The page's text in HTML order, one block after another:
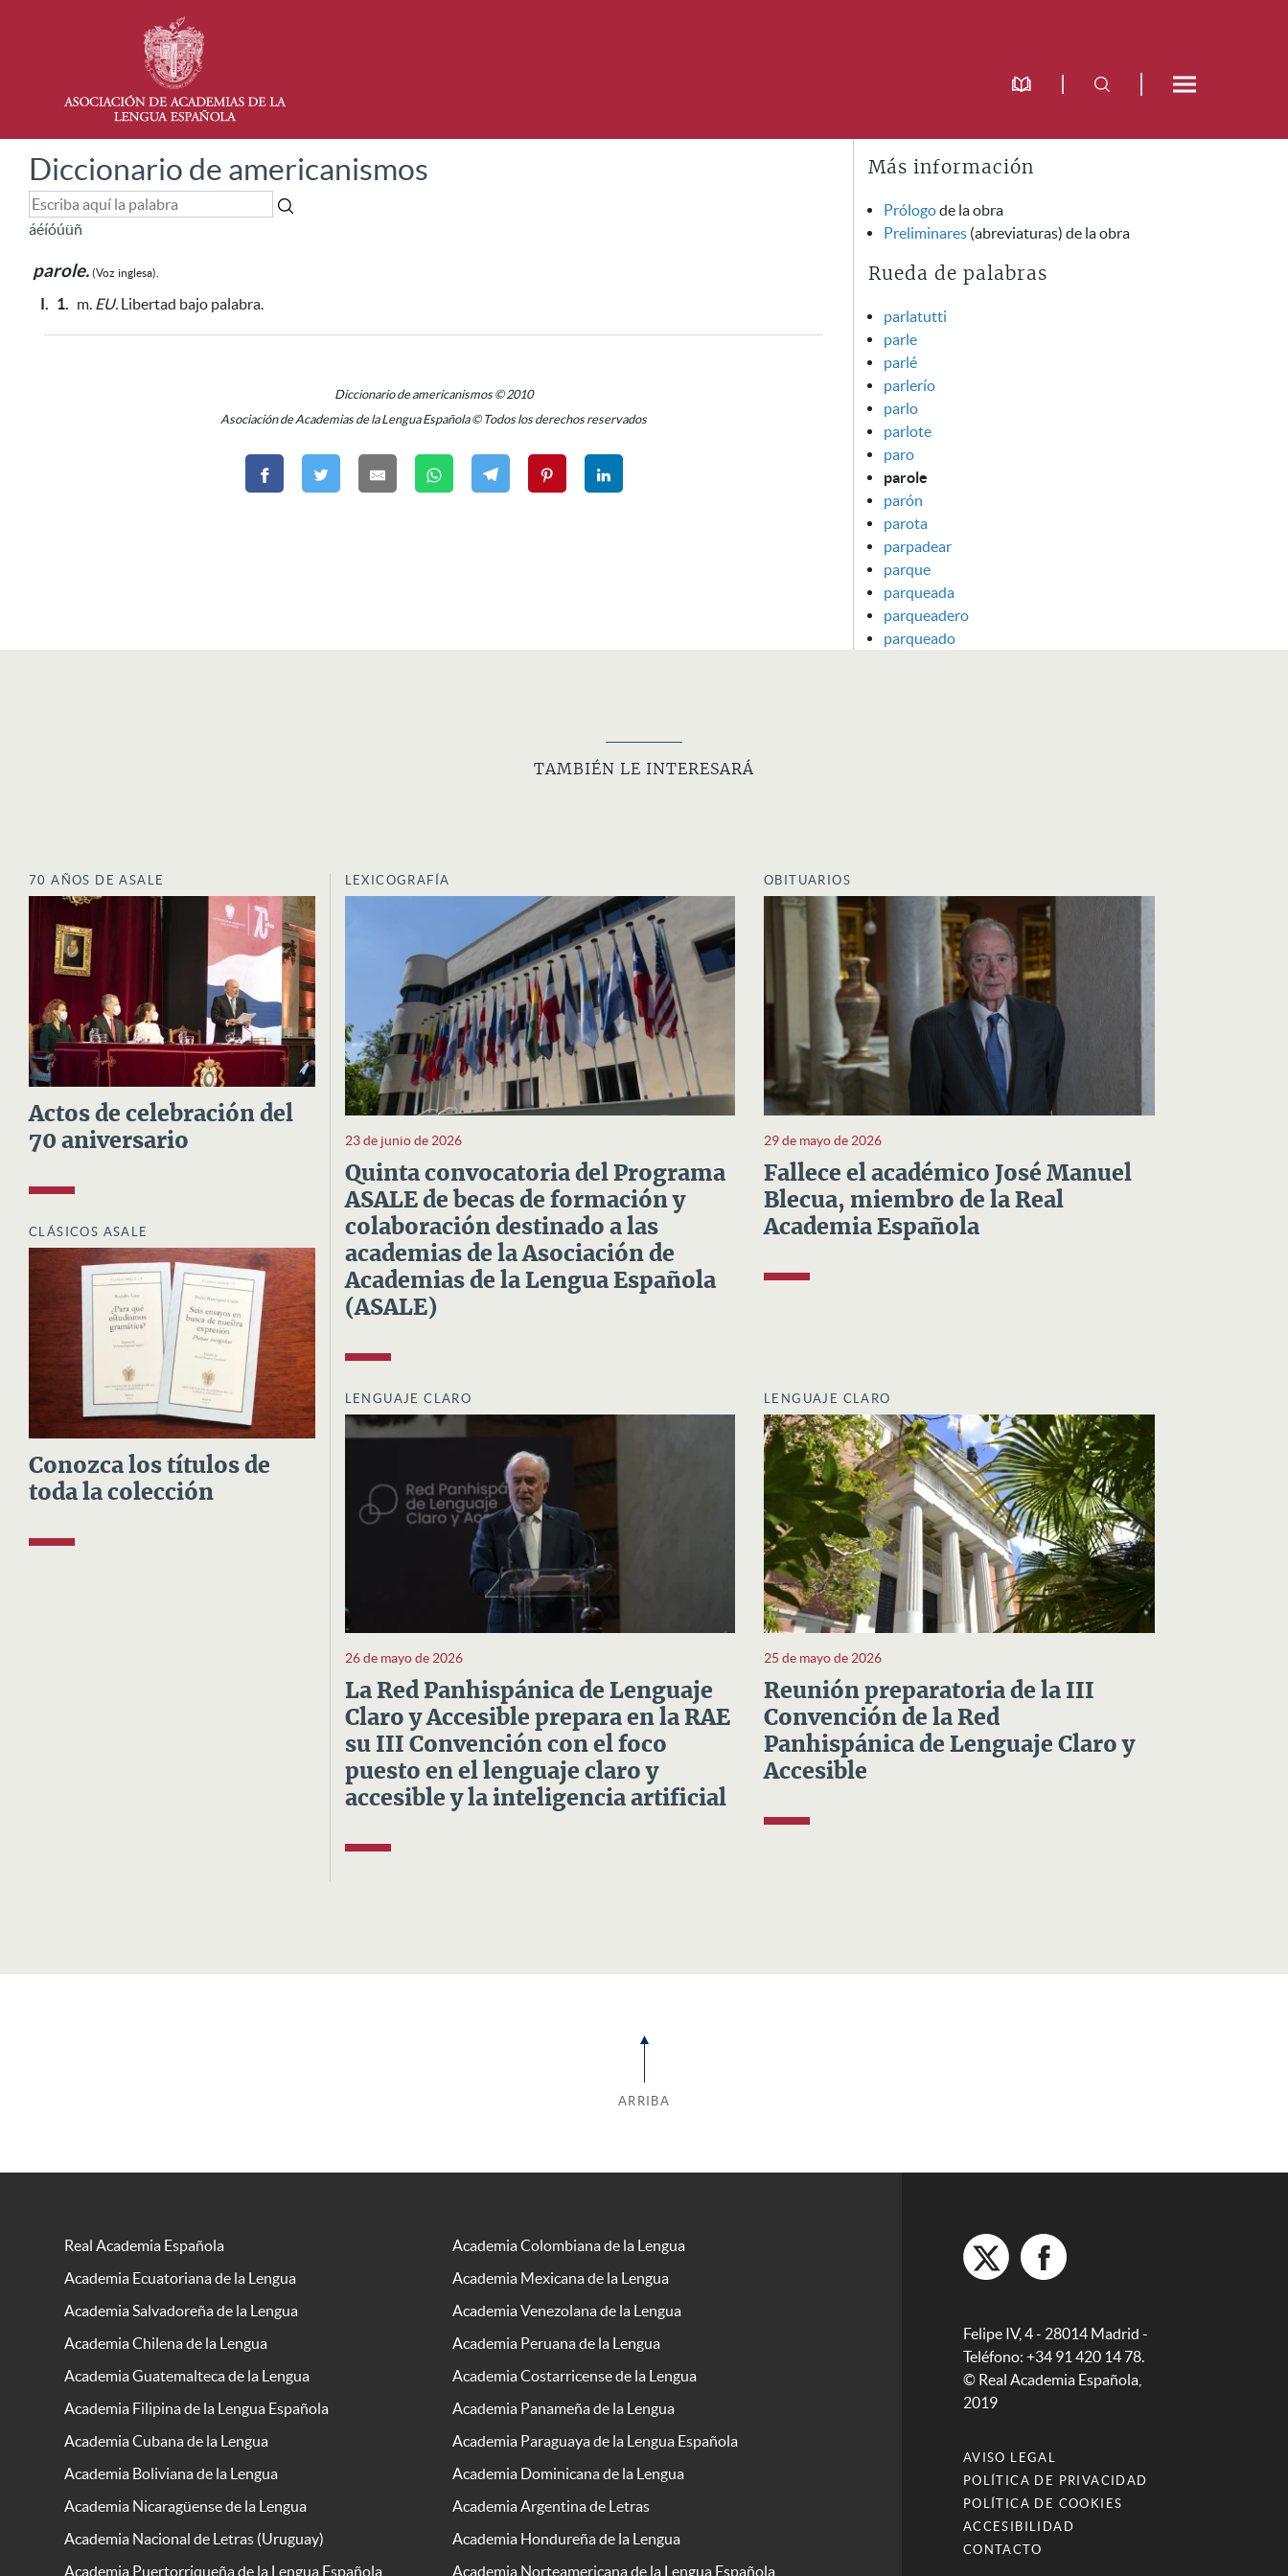
Diccionario de americanismos
áéíóúüñ
parole. (Voz inglesa).
I. 1. m. EU. Libertad bajo palabra.
Diccionario de americanismos © 2010
Asociación de Academias de la Lengua Española © Todos los derechos reservados
Más información
Prólogode la obra
Preliminares (abreviaturas) de la obra
Rueda de palabras
parlatutti
parle
parlé
parlerío
parlo
parlote
paro
parole
parón
parota
parpadear
parque
parqueada
parqueadero
parqueado
TAMBIÉN LE INTERESARÁ
70 AÑOS DE ASALE
Actos de celebración del
70 aniversario
CLÁSICOS ASALE
Conozca los títulos de
toda la colección
LEXICOGRAFÍA
23 de junio de 2026
Quinta convocatoria del Programa
ASALE de becas de formación y
colaboración destinado a las
academias de la Asociación de
Academias de la Lengua Española
(ASALE)
OBITUARIOS
29 de mayo de 2026
Fallece el académico José Manuel
Blecua, miembro de la Real
Academia Española
LENGUAJE CLARO
26 de mayo de 2026
La Red Panhispánica de Lenguaje
Claro y Accesible prepara en la RAE
su III Convención con el foco
puesto en el lenguaje claro y
accesible y la inteligencia artificial
LENGUAJE CLARO
25 de mayo de 2026
Reunión preparatoria de la III
Convención de la Red
Panhispánica de Lenguaje Claro y
Accesible
ARRIBA
Real Academia Española
Academia Colombiana de la Lengua
Academia Ecuatoriana de la Lengua
Academia Mexicana de la Lengua
Academia Salvadoreña de la Lengua
Academia Venezolana de la Lengua
Academia Chilena de la Lengua
Academia Peruana de la Lengua
Academia Guatemalteca de la Lengua
Academia Costarricense de la Lengua
Academia Filipina de la Lengua Española
Academia Panameña de la Lengua
Academia Cubana de la Lengua
Academia Paraguaya de la Lengua Española
Academia Boliviana de la Lengua
Academia Dominicana de la Lengua
Academia Nicaragüense de la Lengua
Academia Argentina de Letras
Academia Nacional de Letras (Uruguay)
Academia Hondureña de la Lengua
Academia Puertorriqueña de la Lengua Española
Academia Norteamericana de la Lengua Española
Felipe IV, 4 - 28014 Madrid -
Teléfono: +34 91 420 14 78.
© Real Academia Española,
2019
AVISO LEGAL
POLÍTICA DE PRIVACIDAD
POLÍTICA DE COOKIES
ACCESIBILIDAD
CONTACTO